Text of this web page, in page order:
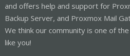
and offers help and support for
Backup Server, and Proxmox Mail
We think our community is one of
like you!